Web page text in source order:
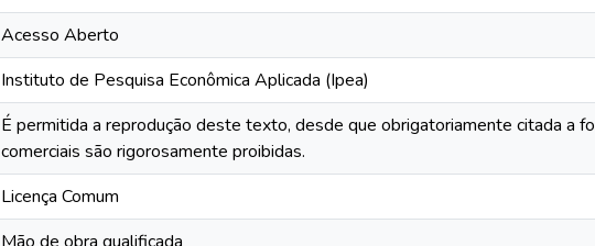
Acesso Aberto
Instituto de Pesquisa Econômica Aplicada (Ipea)
É permitida a reprodução deste texto, desde que obrigatoriamente citada a
comerciais são rigorosamente proibidas.
Licença Comum